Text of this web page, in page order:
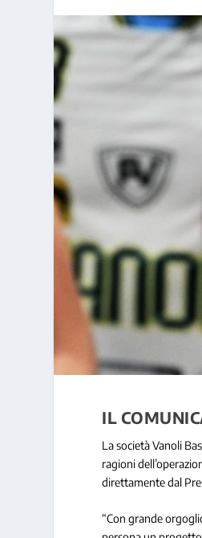
IL
La società Vanoli
ragioni
direttamente dal
“Con grande